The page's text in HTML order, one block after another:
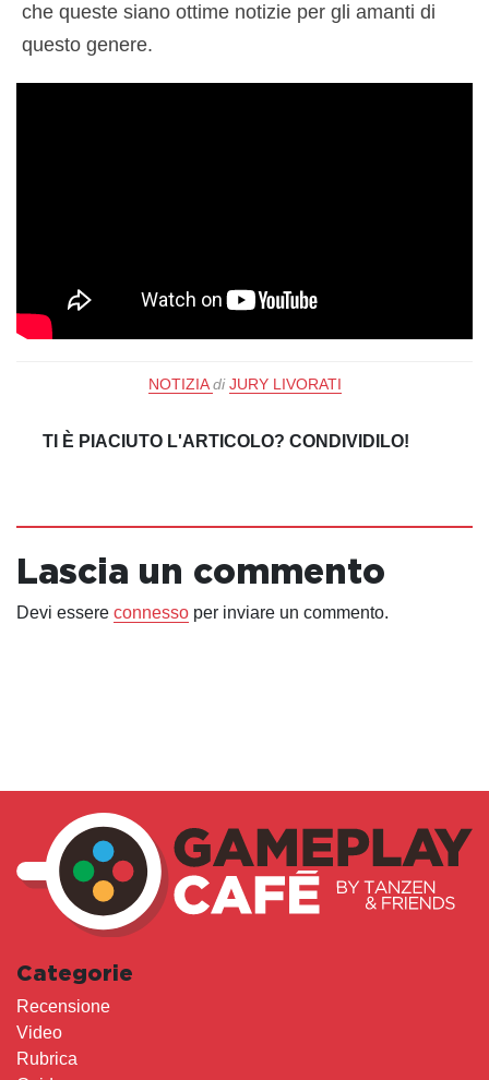
che queste siano ottime notizie per gli amanti di
questo genere.
NOTIZIA di JURY LIVORATI
TI È PIACIUTO L'ARTICOLO? CONDIVIDILO!
Lascia un commento
Devi essere connesso per inviare un commento.
Categorie
Recensione
Video
Rubrica